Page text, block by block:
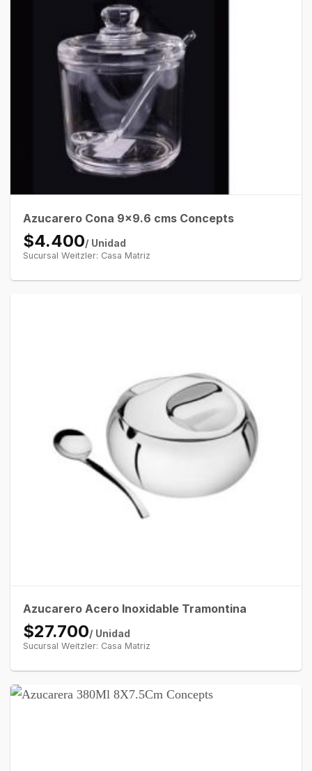
Azucarero Cona 9×9.6 cms Concepts
$4.400/ Unidad
Sucursal Weitzler: Casa Matriz
Azucarero Acero Inoxidable Tramontina
$27.700/ Unidad
Sucursal Weitzler: Casa Matriz